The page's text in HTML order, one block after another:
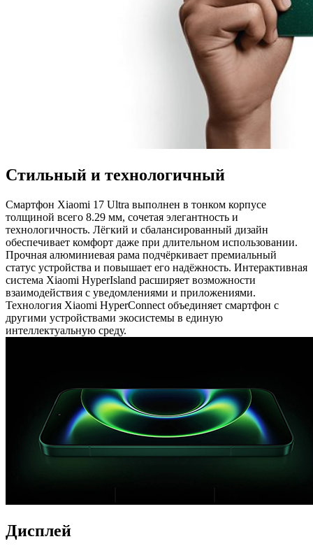
Стильный и технологичный
Смартфон Xiaomi 17 Ultra выполнен в тонком корпусе
толщиной всего 8.29 мм, сочетая элегантность и
технологичность. Лёгкий и сбалансированный дизайн
обеспечивает комфорт даже при длительном использовании.
Прочная алюминиевая рама подчёркивает премиальный
статус устройства и повышает его надёжность. Интерактивная
система Xiaomi HyperIsland расширяет возможности
взаимодействия с уведомлениями и приложениями.
Технология Xiaomi HyperConnect объединяет смартфон с
другими устройствами экосистемы в единую
интеллектуальную среду.
Дисплей